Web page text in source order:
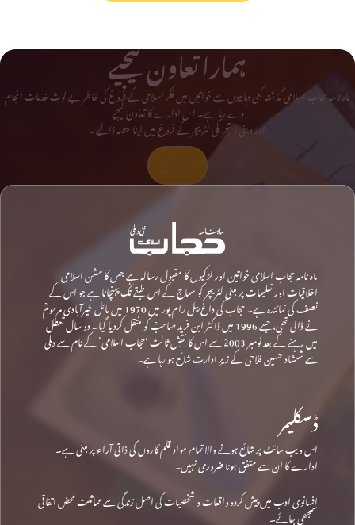
ہمارا تعاون کیجیے
ماہ نامہ حجاب اسلامی گذشتہ کئی دہائیوں سے خواتین میں فکر اسلامی کے فروغ کی خاطر بے لوث خدمات انجام
دے رہا ہے۔ اس ادارے کا تعاون کیجیے
اور دینی و تحریکی لٹریچر کے فروغ میں اپنا حصہ ڈالیے۔
ماہ نامہ حجاب اسلامی خواتین اور لڑکیوں کا مقبول رسالہ ہے جس کا مشن اسلامی
اخلاقیات اور تعلیمات پر مبنی لٹریچر کو سماج کے اس طبقے تک پہنچانا ہے جو اس کے
نصف کی نمائندہ ہے۔ حجاب کی داغ بیل رام پور میں 1970 میں مائل خیرآبادی مرحومؒ
نے ڈالی تھی، جسے 1996 میں ڈاکٹر ابن فرید صاحبؒ کو منتقل کردیا گیا۔ دو سال تعطل
میں رہنے کے بعد نومبر 2003 سے اس کا نقشِ ثالث ‘حجاب اسلامی’ کے نام سے دہلی
سے شمشاد حسین فلاحی کے زیرِ ادارت شائع ہو رہا ہے۔
ڈسکلیمر
اس ویب سائٹ پر شائع ہونے والا تمام مواد قلم کاروں کی ذاتی آراء پر مبنی ہے۔
ادارے کا ان سے متفق ہونا ضروری نہیں۔
افسانوی ادب میں پیش کردہ واقعات و شخصیات کی اصل زندگی سے مماثلت محض اتفاقی
سمجھی جائے۔